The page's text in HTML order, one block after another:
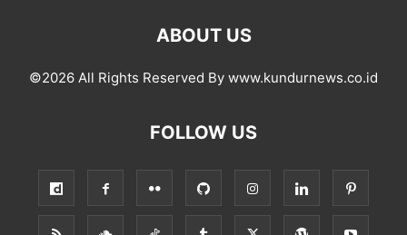
ABOUT US
©2026 All Rights Reserved By www.kundurnews.co.id
FOLLOW US